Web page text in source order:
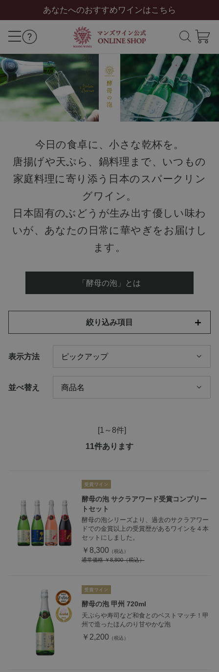
あなたへのおすすめワインはこちら
今日の食卓に、小さな乾杯を。
唐揚げや天ぷら、鍋料理まで、いつもの
家庭料理に寄り添う日本のスパークリン
グワイン。
日本固有のぶどうが生み出す優しい味わ
いが、あなたの日常に華やぎをお届けし
ます。
「酵母の泡」とは
絞り込み項目
表示方法
並べ替え
[1～8件]
11件あります
酵母の泡 サクラアワード受賞コンプリー
トセット
酵母の泡シリーズより、過去のサクラアワー
ドでの金賞以上の受賞歴があるワインを４本
セットにしました。
￥8,300
通常価格￥8,800
酵母の泡 甲州 720ml
天ぷらや寿司など和食とのベストマッチ！甲
州で造ったほんのり甘やかな泡
￥2,200